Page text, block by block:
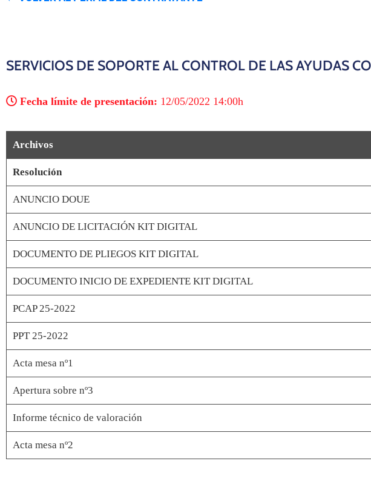
SERVICIOS DE SOPORTE AL CONTROL DE LAS AYUDAS
Fecha límite de presentación: 12/05/2022 14:00h
Archivos
Resolución
ANUNCIO DOUE
ANUNCIO DE LICITACIÓN KIT DIGITAL
DOCUMENTO DE PLIEGOS KIT DIGITAL
DOCUMENTO INICIO DE EXPEDIENTE KIT DIGITAL
PCAP 25-2022
PPT 25-2022
Acta mesa nº1
Apertura sobre nº3
Informe técnico de valoración
Acta mesa nº2